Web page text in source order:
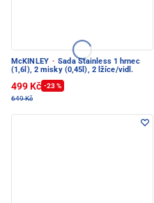
McKINLEY · Sada Stainless 1 hrnec
(1,6l), 2 misky (0,45l), 2 lžíce/vidl.
499 Kč -23 %
649 Kč